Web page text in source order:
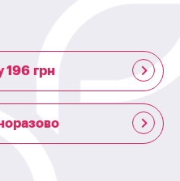
196 грн